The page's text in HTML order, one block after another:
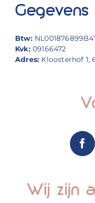
Gegevens
Btw:
Kvk:09166472
Adres: Kloosterhof 1,
Wij zijn